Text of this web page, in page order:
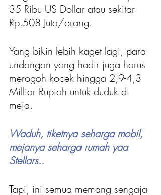
35 Ribu US Dollar atau sekitar
Rp.508 Juta/orang.
Yang bikin lebih kaget lagi, para
undangan yang hadir juga harus
merogoh kocek hingga 2,9-4,3
Milliar Rupiah untuk duduk di
meja.
Waduh, tiketnya seharga mobil,
mejanya seharga rumah yaa
Stellars..
Tapi, ini semua memang sengaja